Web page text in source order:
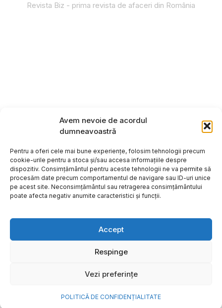
Avem nevoie de acordul
dumneavoastră
Pentru a oferi cele mai bune experiențe, folosim tehnologii precum
cookie-urile pentru a stoca și/sau accesa informațiile despre
dispozitiv. Consimțământul pentru aceste tehnologii ne va permite să
procesăm date precum comportamentul de navigare sau ID-uri unice
pe acest site. Neconsimțământul sau retragerea consimțământului
poate afecta negativ anumite caracteristici și funcții.
Accept
Respinge
Vezi preferințe
POLITICĂ DE CONFIDENȚIALITATE
Revista Biz - prima revista de afaceri din România
Copyright ©2026